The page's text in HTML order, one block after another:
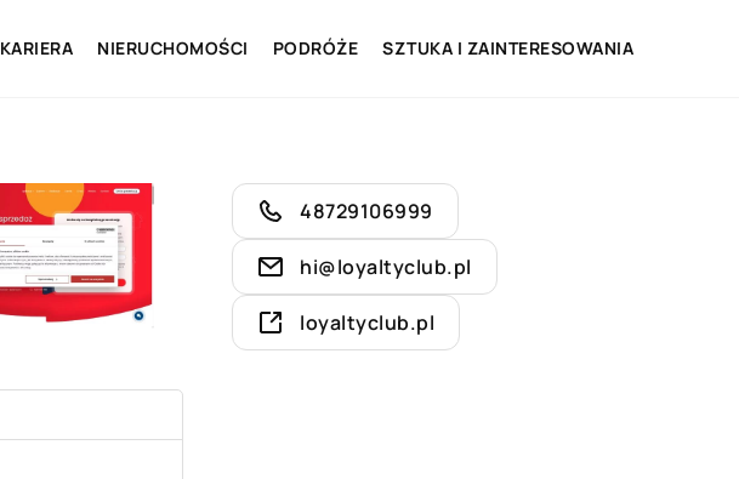
KARIERA NIERUCHOMOŚCI PODRÓŻE SZTUKA I ZAINTERESOWANIA
48729106999
hi@loyaltyclub.pl
loyaltyclub.pl